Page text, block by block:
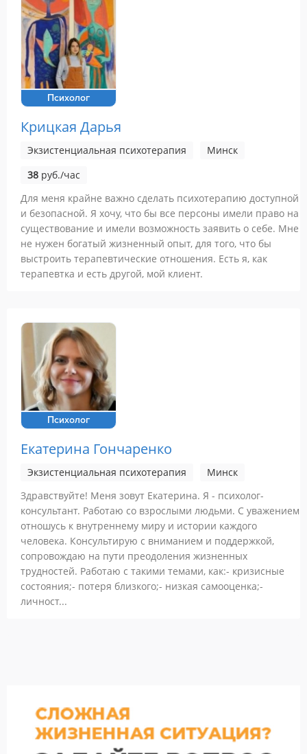
Психолог
Крицкая Дарья
Экзистенциальная психотерапия
Минск
38 руб./час
Для меня крайне важно сделать психотерапию доступной
и безопасной. Я хочу, что бы все персоны имели право на
существование и имели возможность заявить о себе. Мне
не нужен богатый жизненный опыт, для того, что бы
выстроить терапевтические отношения. Есть я, как
терапевтка и есть другой, мой клиент.
Психолог
Екатерина Гончаренко
Экзистенциальная психотерапия
Минск
Здравствуйте! Меня зовут Екатерина. Я - психолог-
консультант. Работаю со взрослыми людьми. С уважением
отношусь к внутреннему миру и истории каждого
человека. Консультирую с вниманием и поддержкой,
сопровождаю на пути преодоления жизненных
трудностей. Работаю с такими темами, как:- кризисные
состояния;- потеря близкого;- низкая самооценка;-
личност...